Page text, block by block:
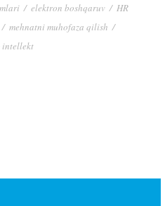
/ elektron boshqaruv / HR
/ mehnatni muhofaza qilish /
intellekt